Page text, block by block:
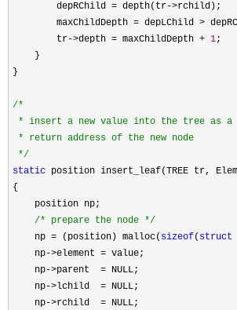
        depRChild
= depth(tr->rchild);
        maxChildDepth
= depLChild >
        tr
->depth = maxChildDepth + 1;
    }
}
/*
* insert a new value into the tree as a
* return address of the new node
*/
static position insert_leaf(TREE tr,
{
    position np;
/* prepare the node */
    np
= (position) malloc( sizeof( struct
    np
->element = value;
    np
->parent  = NULL;
    np
->lchild  = NULL;
    np
->rchild  = NULL;